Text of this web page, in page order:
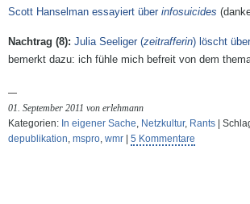
Scott Hanselman essayiert über infosuicides
Julia Seeliger (zeitrafferin) löscht
bemerkt dazu: ich fühle mich befreit von dem
01. September 2011 von erlehmann
Kategorien: In eigener Sache, Netzkultur, Rants |
depublikation, mspro, wmr 5 Kommentare